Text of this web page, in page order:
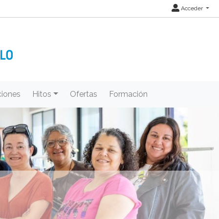
Acceder
Hitos Ofertas Formación